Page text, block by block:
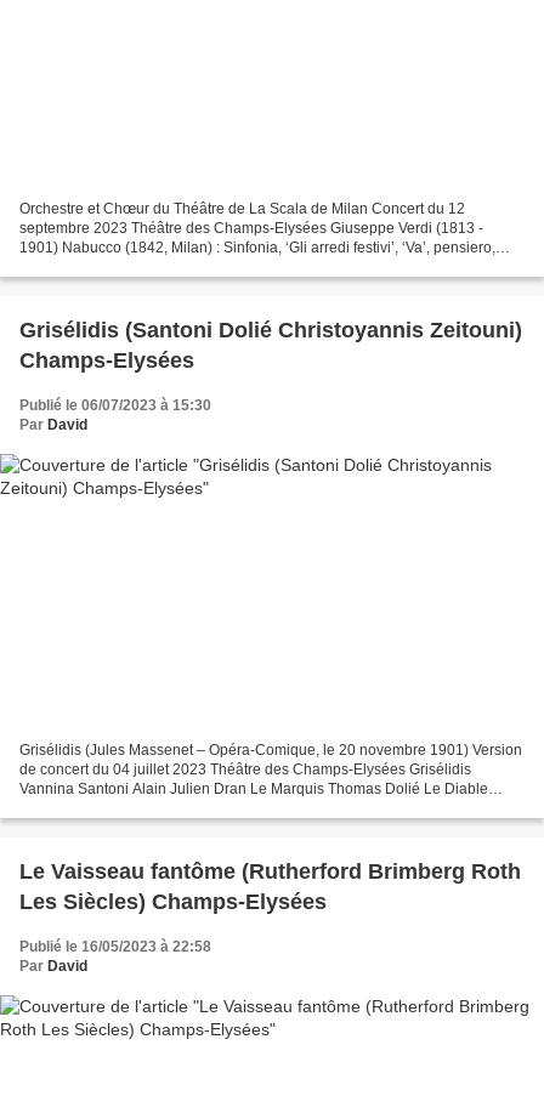
Orchestre et Chœur du Théâtre de La Scala de Milan Concert du 12
septembre 2023 Théâtre des Champs-Elysées Giuseppe Verdi (1813 -
1901) Nabucco (1842, Milan) : Sinfonia, ‘Gli arredi festivi’, ‘Va’, pensiero,
Grisélidis (Santoni Dolié Christoyannis Zeitouni)
Champs-Elysées
Publié le 06/07/2023 à 15:30
Par David
Grisélidis (Jules Massenet – Opéra-Comique, le 20 novembre 1901) Version
de concert du 04 juillet 2023 Théâtre des Champs-Elysées Grisélidis
Vannina Santoni Alain Julien Dran Le Marquis Thomas Dolié Le Diable
Le Vaisseau fantôme (Rutherford Brimberg Roth
Les Siècles) Champs-Elysées
Publié le 16/05/2023 à 22:58
Par David